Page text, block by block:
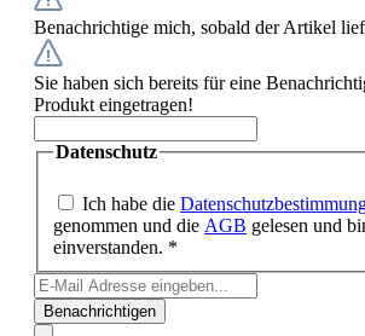
Benachrichtige mich, sobald der Artikel
Sie haben sich bereits für eine
Produkt eingetragen!
Datenschutz
Ich habe die
genommen und die AGB gelesen und
einverstanden. *
Benachrichtigen